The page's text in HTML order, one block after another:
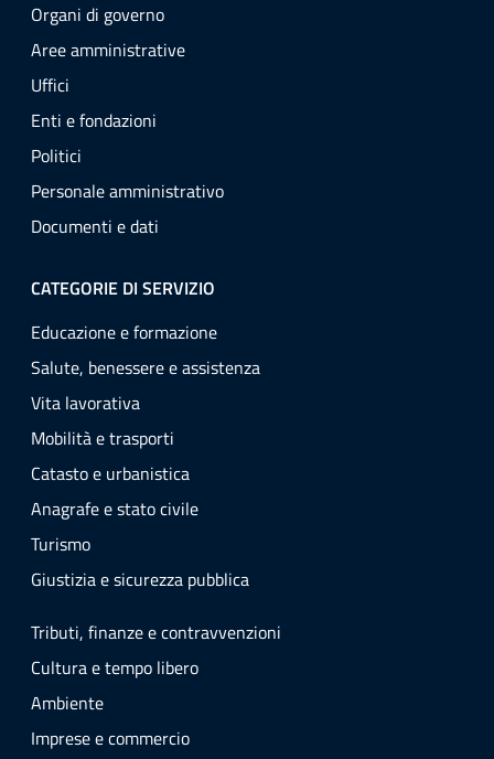
Organi di governo
Aree amministrative
Uffici
Enti e fondazioni
Politici
Personale amministrativo
Documenti e dati
CATEGORIE DI SERVIZIO
Educazione e formazione
Salute, benessere e assistenza
Vita lavorativa
Mobilità e trasporti
Catasto e urbanistica
Anagrafe e stato civile
Turismo
Giustizia e sicurezza pubblica
Tributi, finanze e contravvenzioni
Cultura e tempo libero
Ambiente
Imprese e commercio